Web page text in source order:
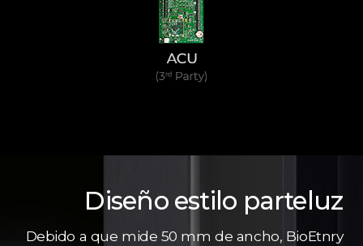
Diseño estilo parteluz
Debido a que mide 50 mm de ancho, BioEtnry